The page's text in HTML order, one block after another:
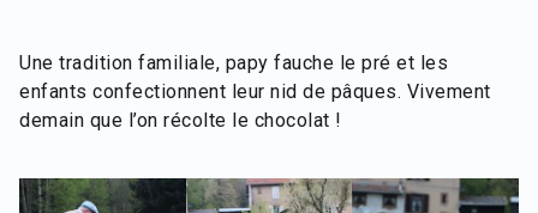
Une tradition familiale, papy fauche le pré et les
enfants confectionnent leur nid de pâques. Vivement
demain que l’on récolte le chocolat !